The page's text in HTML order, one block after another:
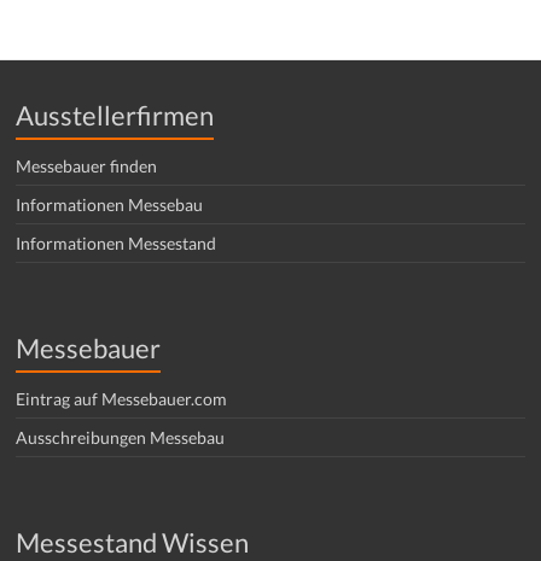
Ausstellerfirmen
Messebauer finden
Informationen Messebau
Informationen Messestand
Messebauer
Eintrag auf Messebauer.com
Ausschreibungen Messebau
Messestand Wissen